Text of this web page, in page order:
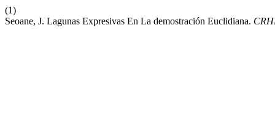
(1)
Seoane, J. Lagunas Expresivas En La demostración Euclidiana.